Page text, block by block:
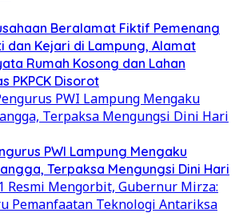
Beralamat Fiktif Pemenang
dan Kejari di Lampung, Alamat
Rumah Kosong dan Lahan
PKPCK Disorot
PWI Lampung Mengaku
Terpaksa Mengungsi Dini Hari